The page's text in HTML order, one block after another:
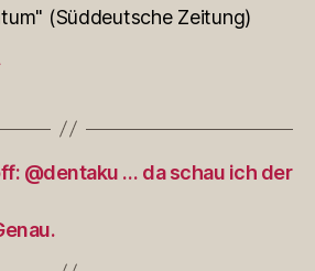
(Süddeutsche Zeitung)
@dentaku … da schau ich der